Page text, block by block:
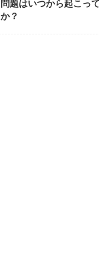
問題はいつから起こっ
か？